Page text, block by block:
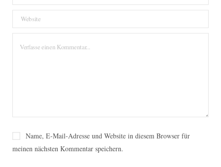
Name, E-Mail-Adresse und Website in diesem Browser für
meinen nächsten Kommentar speichern.